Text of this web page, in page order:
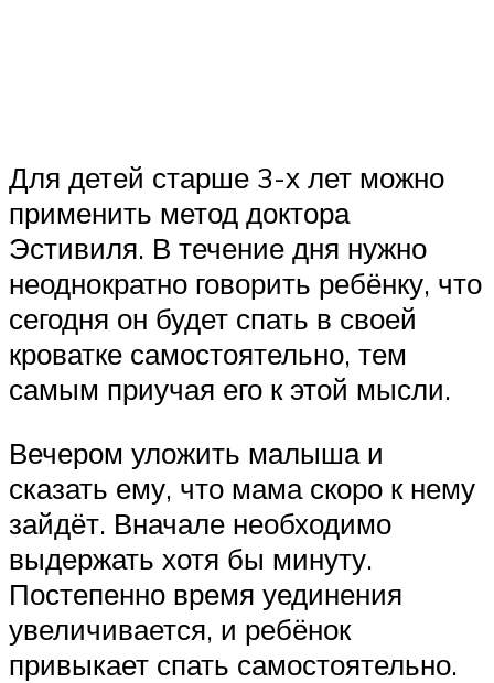
Для детей старше 3-х лет можно
применить метод доктора
Эстивиля. В течение дня нужно
неоднократно говорить ребёнку, что
сегодня он будет спать в своей
кроватке самостоятельно, тем
самым приучая его к этой мысли.
Вечером уложить малыша и
сказать ему, что мама скоро к нему
зайдёт. Вначале необходимо
выдержать хотя бы минуту.
Постепенно время уединения
увеличивается, и ребёнок
привыкает спать самостоятельно.